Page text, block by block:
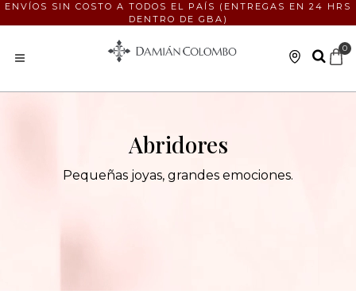
ENVÍOS SIN COSTO A TODOS EL PAÍS (ENTREGAS EN 24 HRS
DENTRO DE GBA)
0
Abridores
Pequeñas joyas, grandes emociones.